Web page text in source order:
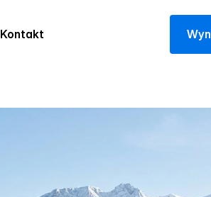
Kontakt Wyn